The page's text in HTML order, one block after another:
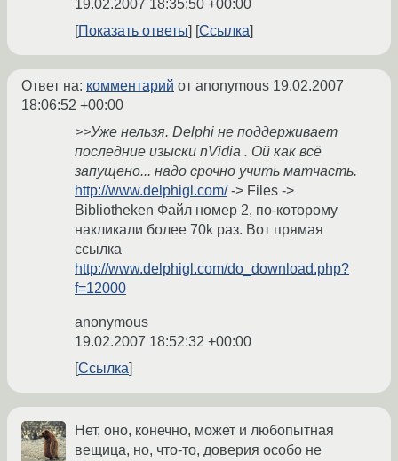
19.02.2007 18:35:50 +00:00
Показать ответы
Ссылка
Ответ на: комментарий от anonymous 19.02.2007
18:06:52 +00:00
>>Уже нельзя. Delphi не поддерживает
последние изыски nVidia . Ой как всё
запущено... надо срочно учить матчасть.
http://www.delphigl.com/-> Files ->
Bibliotheken Файл номер 2, по-которому
накликали более 70k раз. Вот прямая
ссылка
http://www.delphigl.com/do_download.php?
f=12000
anonymous
19.02.2007 18:52:32 +00:00
Ссылка
Нет, оно, конечно, может и любопытная
вещица, но, что-то, доверия особо не